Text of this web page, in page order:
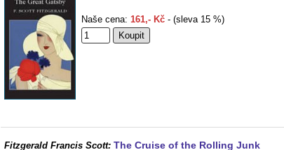
Naše cena: 161,- Kč - (sleva 15 %)
Fitzgerald Francis Scott: The Cruise of the Rolling Junk